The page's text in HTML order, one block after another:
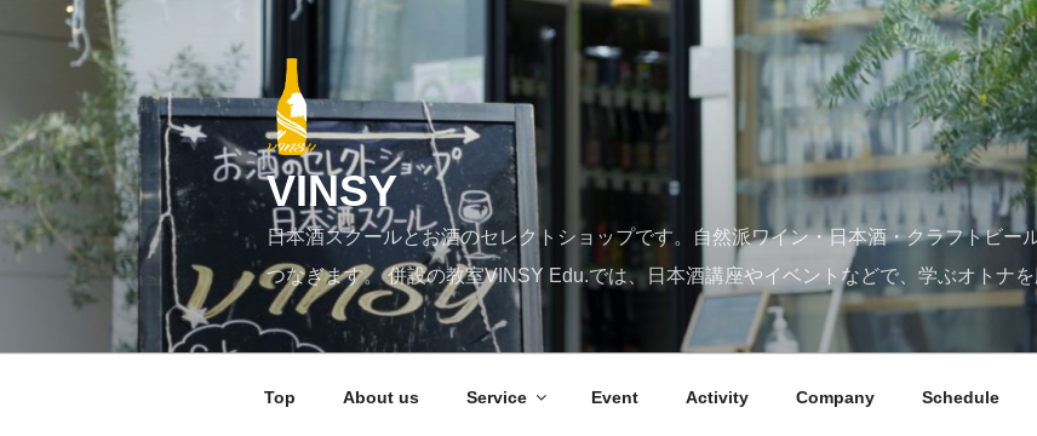
ツ
へ
ス
ッ
VINSY
日本酒スクールとお酒のセレクトショップです。自然派ワイン・日本酒・クラフトビー
つなぎます。 併設の教室VINSY Edu.では、日本酒講座やイベントなどで、学ぶオトナ
Top About us Service Event Activity Company Schedule